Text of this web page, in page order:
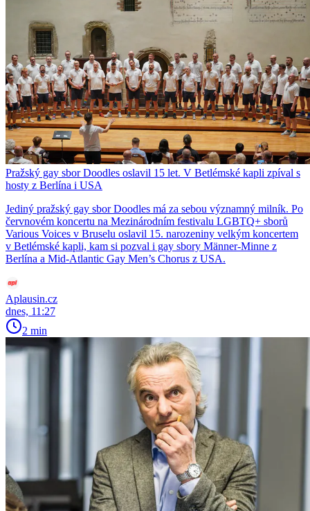
Pražský gay sbor Doodles oslavil 15 let. V Betlémské kapli zpíval s
hosty z Berlína i USA
Jediný pražský gay sbor Doodles má za sebou významný milník. Po
červnovém koncertu na Mezinárodním festivalu LGBTQ+ sborů
Various Voices v Bruselu oslavil 15. narozeniny velkým koncertem
v Betlémské kapli, kam si pozval i gay sbory Männer-Minne z
Berlína a Mid-Atlantic Gay Men’s Chorus z USA.
Aplausin.cz
dnes, 11:27
2 min